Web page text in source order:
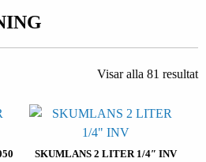
Visar alla 81 resultat
SKUMLANS 2 LITER 1/4″ INV